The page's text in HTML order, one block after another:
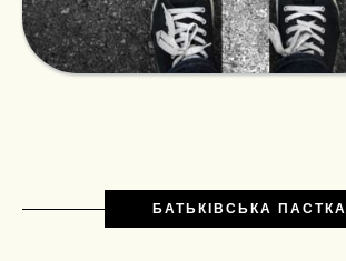
БАТЬКІВСЬКА ПАСТКА